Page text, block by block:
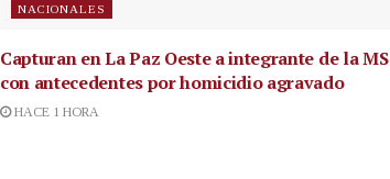
NACIONALES
Capturan en La Paz Oeste a integrante de la MS
con antecedentes por homicidio agravado
HACE 1 HORA